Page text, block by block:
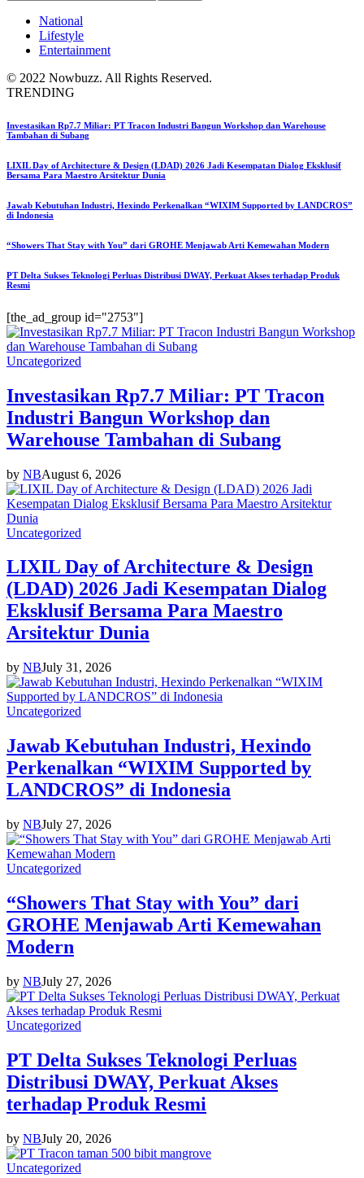
National
Lifestyle
Entertainment
© 2022 Nowbuzz. All Rights Reserved.
TRENDING
Investasikan Rp7.7 Miliar: PT Tracon Industri Bangun Workshop dan Warehouse
Tambahan di Subang
LIXIL Day of Architecture & Design (LDAD) 2026 Jadi Kesempatan Dialog Eksklusif
Bersama Para Maestro Arsitektur Dunia
Jawab Kebutuhan Industri, Hexindo Perkenalkan “WIXIM Supported by LANDCROS”
di Indonesia
“Showers That Stay with You” dari GROHE Menjawab Arti Kemewahan Modern
PT Delta Sukses Teknologi Perluas Distribusi DWAY, Perkuat Akses terhadap Produk
Resmi
[the_ad_group id="2753"]
Uncategorized
Investasikan Rp7.7 Miliar: PT Tracon
Industri Bangun Workshop dan
Warehouse Tambahan di Subang
by NBAugust 6, 2026
Uncategorized
LIXIL Day of Architecture & Design
(LDAD) 2026 Jadi Kesempatan Dialog
Eksklusif Bersama Para Maestro
Arsitektur Dunia
by NBJuly 31, 2026
Uncategorized
Jawab Kebutuhan Industri, Hexindo
Perkenalkan “WIXIM Supported by
LANDCROS” di Indonesia
by NBJuly 27, 2026
Uncategorized
“Showers That Stay with You” dari
GROHE Menjawab Arti Kemewahan
Modern
by NBJuly 27, 2026
Uncategorized
PT Delta Sukses Teknologi Perluas
Distribusi DWAY, Perkuat Akses
terhadap Produk Resmi
by NBJuly 20, 2026
Uncategorized